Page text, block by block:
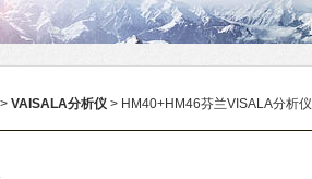
VAISALA分析仪 > HM40+HM46芬兰VISALA分析仪